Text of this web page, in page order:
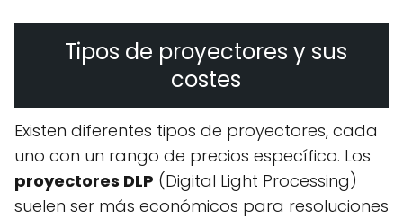
Tipos de proyectores y sus
costes
Existen diferentes tipos de proyectores, cada
uno con un rango de precios específico. Los
proyectores DLP (Digital Light Processing)
suelen ser más económicos para resoluciones